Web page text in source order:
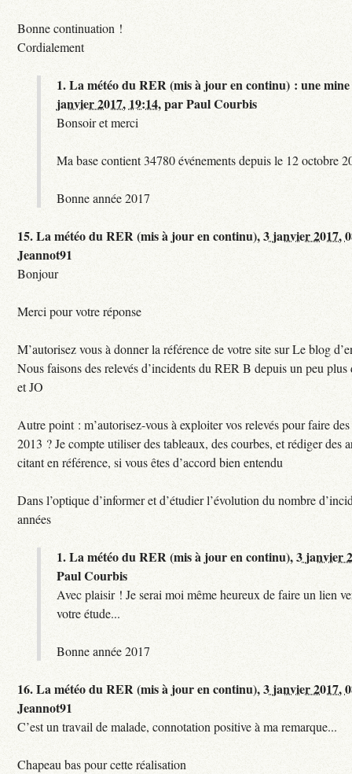
Bonne continuation !
Cordialement
1.La météo du RER (mis à jour en continu) : une
janvier 2017, 19:14,parPaul Courbis
Bonsoir et merci
Ma base contient 34780 événements depuis le 12 octobre
Bonne année 2017
15.La météo du RER (mis à jour en continu),3 janvier 2017,
Jeannot91
Bonjour
Merci pour votre réponse
M’autorisez vous à donner la référence de votre site sur Le blog
Nous faisons des relevés d’incidents du RER B depuis un peu
et JO
Autre point : m’autorisez-vous à exploiter vos relevés pour faire
2013 ? Je compte utiliser des tableaux, des courbes, et rédiger des
citant en référence, si vous êtes d’accord bien entendu
Dans l’optique d’informer et d’étudier l’évolution du nombre
années
1.La météo du RER (mis à jour en continu),3 janvier
Paul Courbis
Avec plaisir ! Je serai moi même heureux de faire un lien
votre étude...
Bonne année 2017
16.La météo du RER (mis à jour en continu),3 janvier 2017,
Jeannot91
C’est un travail de malade, connotation positive à ma remarque...
Chapeau bas pour cette réalisation